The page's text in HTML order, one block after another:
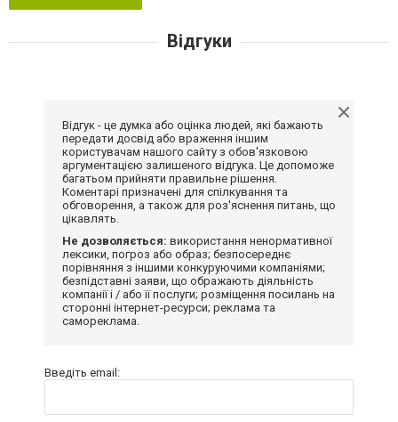
Відгуки
Відгук - це думка або оцінка людей, які бажають
передати досвід або враження іншим
користувачам нашого сайту з обов'язковою
аргументацією залишеного відгука. Це допоможе
багатьом прийняти правильне рішення.
Коментарі призначені для спілкування та
обговорення, а також для роз'яснення питань, що
цікавлять.
Не дозволяється: використання ненормативної
лексики, погроз або образ; безпосереднє
порівняння з іншими конкуруючими компаніями;
безпідставні заяви, що ображають діяльність
компанії і / або її послуги; розміщення посилань на
сторонні інтернет-ресурси; реклама та
самореклама.
Введіть email: